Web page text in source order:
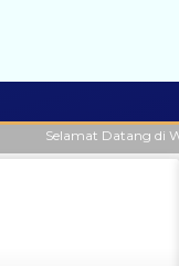
Datang di Website